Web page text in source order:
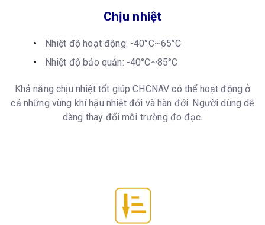
Chịu nhiệt
Nhiệt độ hoạt động: -40°C~65°C
Nhiệt độ bảo quản: -40°C~85°C
Khả năng chịu nhiệt tốt giúp CHCNAV có thể hoạt động ở
cả những vùng khí hậu nhiệt đới và hàn đới. Người dùng dễ
dàng thay đổi môi trường đo đạc.